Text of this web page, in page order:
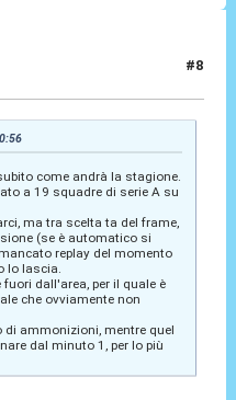
#8
come andrà la stagione.
a 19 squadre di serie A su
ma tra scelta ta del frame,
(se è automatico si
replay del momento
lo lascia.
dall'area, per il quale è
che ovviamente non
ammonizioni, mentre quel
dal minuto 1, per lo più